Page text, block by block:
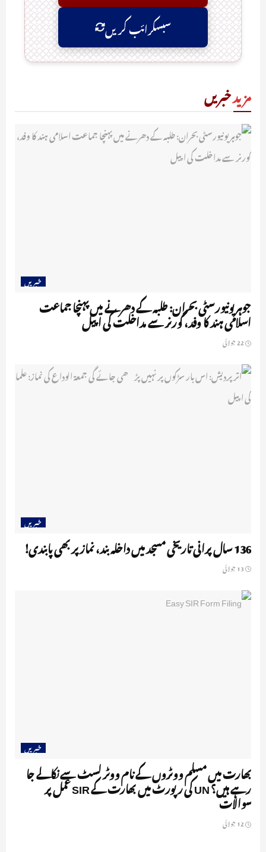
سبسکرائب کریں
مزیدخبریں
خبریں
جوہر یونیورسٹی بحران: طلبہ کے دھرنے میں پہنچا جماعت
اسلامی ہند کا وفد، گورنر سے مداخلت کی اپیل
خبریں
136 سال پرانی تاریخی مسجد میں داخلہ بند، نماز پر بھی پابندی!
خبریں
بھارت میں مسلم ووٹروں کے نام ووٹر لسٹ سے نکالے جا
رہے ہیں؟ UN کی رپورٹ میں بھارت کے SIR عمل پر
سوالات